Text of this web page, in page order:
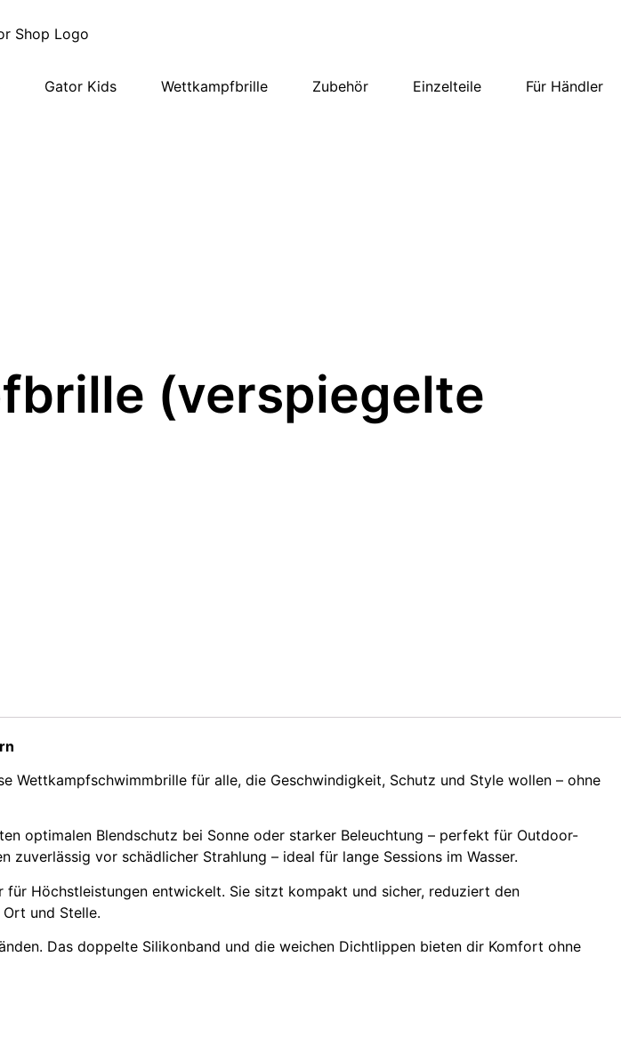
Gator Kids Wettkampfbrille Zubehör Einzelteile Für Händler
(verspiegelte
Wettkampfschwimmbrille für alle, die Geschwindigkeit, Schutz und Style wollen – ohne
optimalen Blendschutz bei Sonne oder starker Beleuchtung – perfekt für Outdoor-
zuverlässig vor schädlicher Strahlung – ideal für lange Sessions im Wasser.
Höchstleistungen entwickelt. Sie sitzt kompakt und sicher, reduziert den
und Stelle.
Das doppelte Silikonband und die weichen Dichtlippen bieten dir Komfort ohne